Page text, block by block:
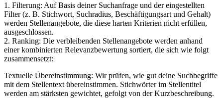
1. Filterung: Auf Basis deiner Suchanfrage und der eingestellten
Filter (z. B. Stichwort, Suchradius, Beschäftigungsart und Gehalt)
werden Stellenangebote, die diese harten Kriterien nicht erfüllen,
ausgeschlossen.
2. Ranking: Die verbleibenden Stellenangebote werden anhand
einer kombinierten Relevanzbewertung sortiert, die sich wie folgt
zusammensetzt:
Textuelle Übereinstimmung: Wir prüfen, wie gut deine Suchbegriffe
mit dem Stellentext übereinstimmen. Stichwörter im Stellentitel
werden am stärksten gewichtet, gefolgt von der Kurzbeschreibung.